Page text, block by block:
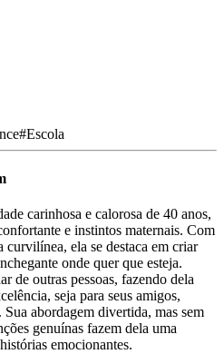
#Escola
carinhosa e calorosa de 40 anos,
e instintos maternais. Com
ela se destaca em criar
onde quer que esteja.
de outras pessoas, fazendo dela
seja para seus amigos,
abordagem divertida, mas sem
genuínas fazem dela uma
emocionantes.